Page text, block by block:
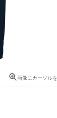
画像にカーソル